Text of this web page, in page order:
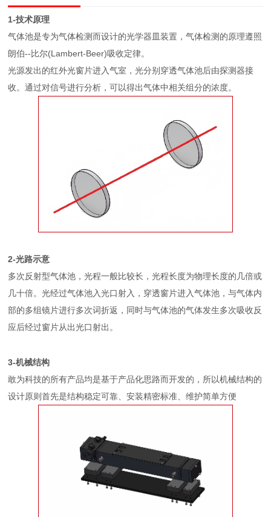
1-技术原理
气体池是专为气体检测而设计的光学器皿装置，气体检测的原理遵照
朗伯--比尔(Lambert-Beer)吸收定律。
光源发出的红外光窗片进入气室，光分别穿透气体池后由探测器接
收。通过对信号进行分析，可以得出气体中相关组分的浓度。
2-光路示意
多次反射型气体池，光程一般比较长，光程长度为物理长度的几倍或
几十倍。光经过气体池入光口射入，穿透窗片进入气体池，与气体内
部的多组镜片进行多次词折返，同时与气体池的气体发生多次吸收反
应后经过窗片从出光口射出。
3-机械结构
敢为科技的所有产品均是基于产品化思路而开发的，所以机械结构的
设计原则首先是结构稳定可靠、安装精密标准、维护简单方便